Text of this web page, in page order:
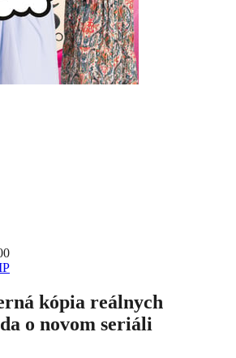
kópia reálnych
o novom seriáli